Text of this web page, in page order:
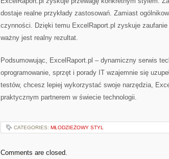
dostaje realne przykłady zastosowań. Zamiast
czynności. Dzięki temu ExcelRaport.pl zyskuje
ważny jest realny rezultat.
Podsumowując, ExcelRaport.pl – dynamiczny serwis
oprogramowanie, sprzęt i porady IT wzajemnie się
testów, chcesz lepiej wykorzystać swoje narzędzia,
praktycznym partnerem w świecie technologii.
CATEGORIES: MŁODZIEŻOWY STYL
Comments are closed.